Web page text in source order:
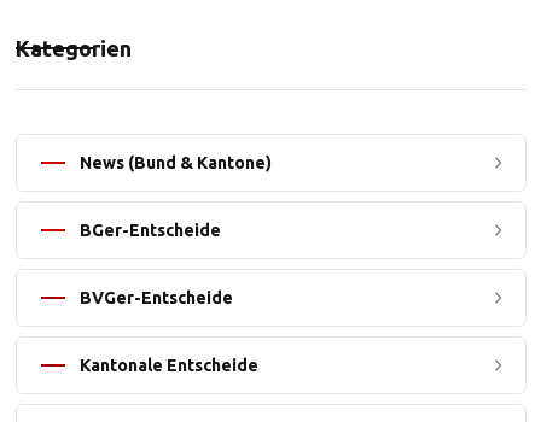
Kategorien
News (Bund & Kantone)
BGer-Entscheide
BVGer-Entscheide
Kantonale Entscheide